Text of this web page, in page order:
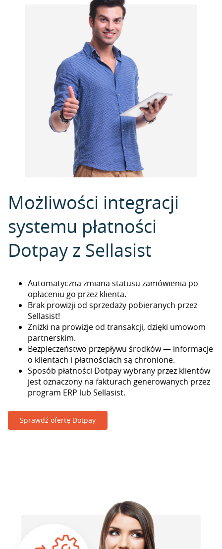
Możliwości integracji
systemu płatności
Dotpay z Sellasist
Automatyczna zmiana statusu zamówienia po
opłaceniu go przez klienta.
Brak prowizji od sprzedaży pobieranych przez
Sellasist!
Zniżki na prowizje od transakcji, dzięki umowom
partnerskim.
Bezpieczeństwo przepływu środków — informacje
o klientach i płatnościach są chronione.
Sposób płatności Dotpay wybrany przez klientów
jest oznaczony na fakturach generowanych przez
program ERP lub Sellasist.
Sprawdź ofertę Dotpay